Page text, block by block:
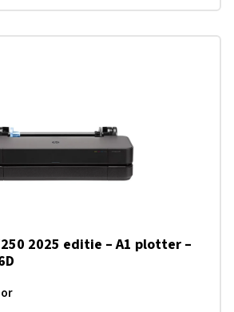
2025 editie – A1 plotter –